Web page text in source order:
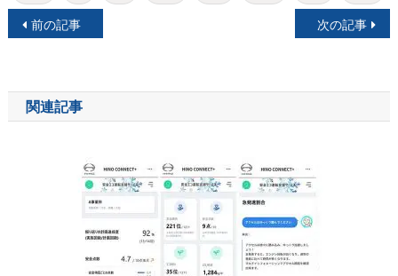
投
ナ
ビ
前の記事 次の記事
関連記事